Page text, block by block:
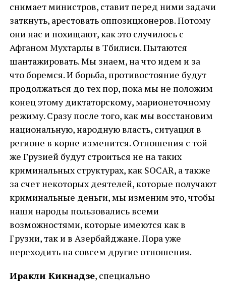
снимает министров, ставит перед ними задачи
заткнуть, арестовать оппозиционеров. Потому
они нас и похищают, как это случилось с
Афганом Мухтарлы в Тбилиси. Пытаются
шантажировать. Мы знаем, на что идем и за
что боремся. И борьба, противостояние будут
продолжаться до тех пор, пока мы не положим
конец этому диктаторскому, марионеточному
режиму. Сразу после того, как мы восстановим
национальную, народную власть, ситуация в
регионе в корне изменится. Отношения с той
же Грузией будут строиться не на таких
криминальных структурах, как SOCAR, а также
за счет некоторых деятелей, которые получают
криминальные деньги, мы изменим это, чтобы
наши народы пользовались всеми
возможностями, которые имеются как в
Грузии, так и в Азербайджане. Пора уже
переходить на совсем другие отношения.
Иракли Кикнадзе, специально